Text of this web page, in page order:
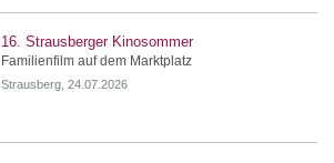
16. Strausberger Kinosommer
Familienfilm auf dem Marktplatz
Strausberg, 24.07.2026